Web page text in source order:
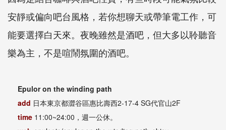
安靜或偏向吧台風格，若你想聊天或帶筆電工作，可
能要選擇白天來。夜晚雖然是酒吧，但大多以聆聽音
樂為主，不是喧鬧氛圍的酒吧。
Epulor on the winding path
add 日本東京都澀谷區惠比壽西2-17-4 SG代官山2F
time 11:00~24:00 ，週一公休。